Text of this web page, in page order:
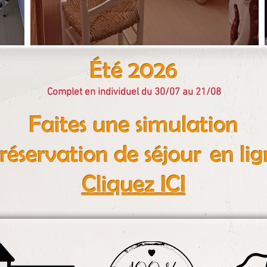
Été 2026
Complet en individuel du 30/07 au 21/08
Faites une simulation
de séjouren
Cliquez ICI